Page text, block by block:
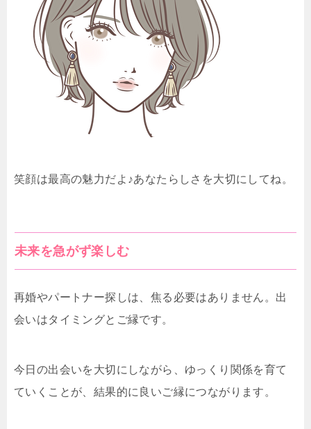
笑顔は最高の魅力だよ♪あなたらしさを大切にしてね。
未来を急がず楽しむ
再婚やパートナー探しは、焦る必要はありません。出
会いはタイミングとご縁です。
今日の出会いを大切にしながら、ゆっくり関係を育て
ていくことが、結果的に良いご縁につながります。